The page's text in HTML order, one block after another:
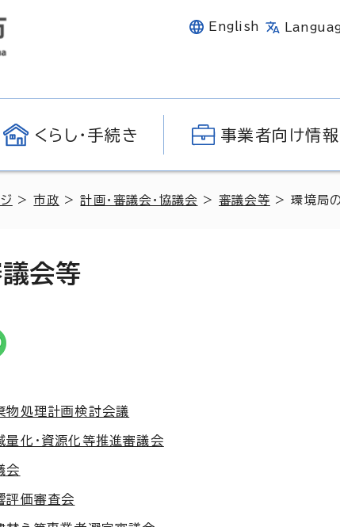
English
くらし・手続き 事業者向け情報
>市政 >計画・審議会・協議会 >審議会等 > 環境局
会等
物処理計画検討会議
量化・資源化等推進審議会
会
評価審査会